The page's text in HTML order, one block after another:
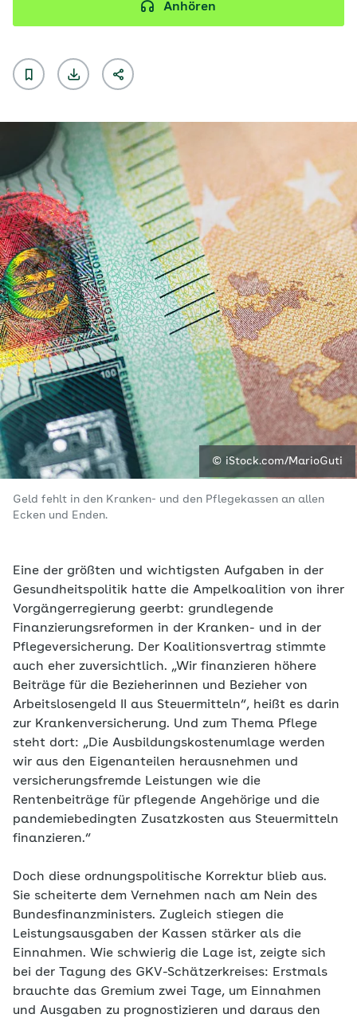
Anhören
© iStock.com/MarioGuti
Geld fehlt in den Kranken- und den Pflegekassen an allen
Ecken und Enden.
Eine der größten und wichtigsten Aufgaben in der
Gesundheitspolitik hatte die Ampelkoalition von ihrer
Vorgängerregierung geerbt: grundlegende
Finanzierungsreformen in der Kranken- und in der
Pflegeversicherung. Der Koalitionsvertrag stimmte
auch eher zuversichtlich. „Wir finanzieren höhere
Beiträge für die Bezieherinnen und Bezieher von
Arbeitslosengeld II aus Steuermitteln“, heißt es darin
zur Krankenversicherung. Und zum Thema Pflege
steht dort: „Die Ausbildungskostenumlage werden
wir aus den Eigenanteilen herausnehmen und
versicherungsfremde Leistungen wie die
Rentenbeiträge für pflegende Angehörige und die
pandemiebedingten Zusatzkosten aus Steuermitteln
finanzieren.“
Doch diese ordnungspolitische Korrektur blieb aus.
Sie scheiterte dem Vernehmen nach am Nein des
Bundesfinanzministers. Zugleich stiegen die
Leistungsausgaben der Kassen stärker als die
Einnahmen. Wie schwierig die Lage ist, zeigte sich
bei der Tagung des GKV-Schätzerkreises: Erstmals
brauchte das Gremium zwei Tage, um Einnahmen
und Ausgaben zu prognostizieren und daraus den